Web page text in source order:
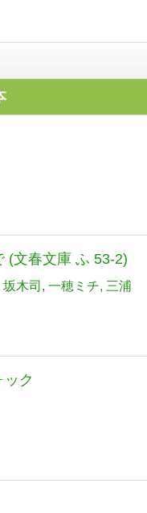
(文春文庫 ふ 53-2)
坂木司 一穂ミチ 三浦
ック